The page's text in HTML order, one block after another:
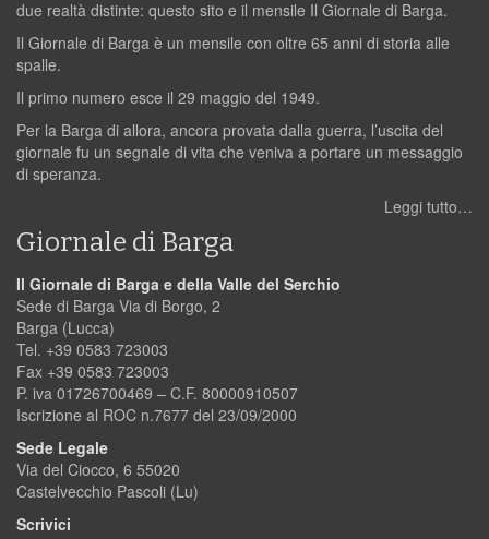
due realtà distinte: questo sito e il mensile Il Giornale di Barga.
Il Giornale di Barga è un mensile con oltre 65 anni di storia alle
spalle.
Il primo numero esce il 29 maggio del 1949.
Per la Barga di allora, ancora provata dalla guerra, l’uscita del
giornale fu un segnale di vita che veniva a portare un messaggio
di speranza.
Leggi tutto…
Giornale di Barga
Il Giornale di Barga e della Valle del Serchio
Sede di Barga Via di Borgo, 2
Barga (Lucca)
Tel. +39 0583 723003
Fax +39 0583 723003
P. iva 01726700469 – C.F. 80000910507
Iscrizione al ROC n.7677 del 23/09/2000
Sede Legale
Via del Ciocco, 6 55020
Castelvecchio Pascoli (Lu)
Scrivici